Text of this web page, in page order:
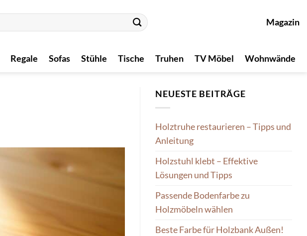
Magazin
Regale Sofas Stühle Tische Truhen TV Möbel Wohnwände
NEUESTE BEITRÄGE
Holztruhe restaurieren – Tipps und
Anleitung
Holzstuhl klebt – Effektive
Lösungen und Tipps
Passende Bodenfarbe zu
Holzmöbeln wählen
Beste Farbe für Holzbank Außen!